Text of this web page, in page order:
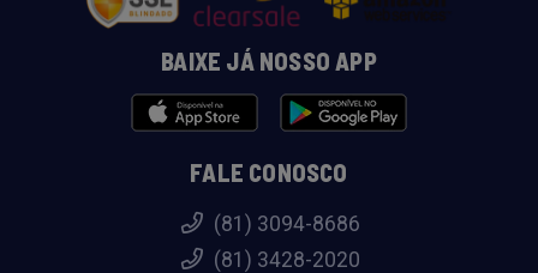
BAIXE JÁ NOSSO APP
FALE CONOSCO
(81) 3094-8686
(81) 3428-2020